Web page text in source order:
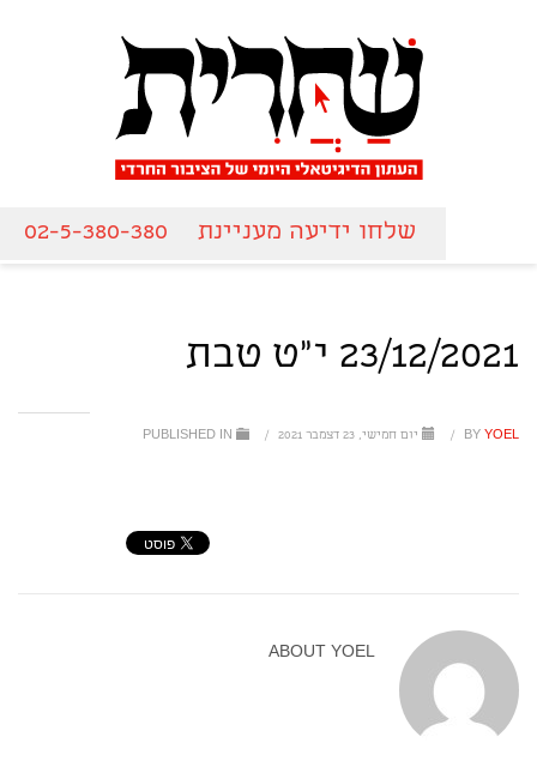
שלחו ידיעה מעניינת 02-5-380-380
23/12/2021 י"ט טבת
BY YOEL
/ יום חמישי, 23 דצמבר 2021 /
ABOUT YOEL